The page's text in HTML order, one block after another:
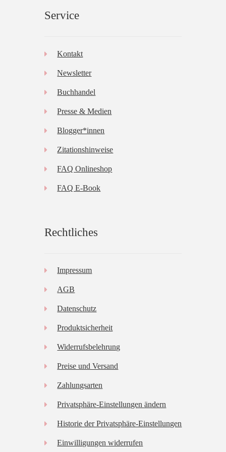
Service
Kontakt
Newsletter
Buchhandel
Presse & Medien
Blogger*innen
Zitationshinweise
FAQ Onlineshop
FAQ E-Book
Rechtliches
Impressum
AGB
Datenschutz
Produktsicherheit
Widerrufsbelehrung
Preise und Versand
Zahlungsarten
Privatsphäre-Einstellungen ändern
Historie der Privatsphäre-Einstellungen
Einwilligungen widerrufen